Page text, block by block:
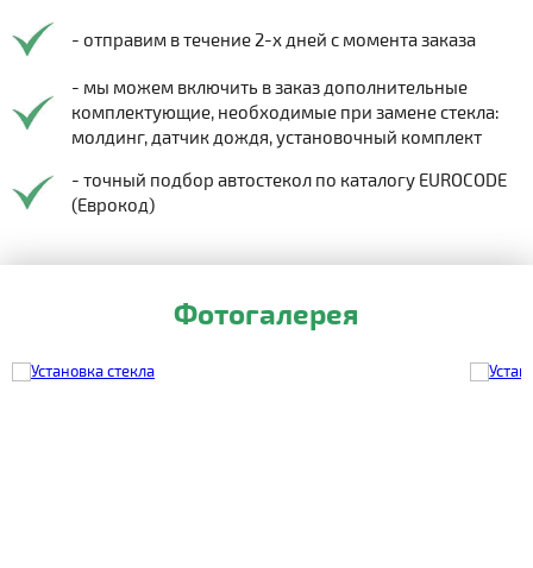
- отправим в течение 2-х дней с момента заказа
- мы можем включить в заказ дополнительные
комплектующие, необходимые при замене стекла:
молдинг, датчик дождя, установочный комплект
- точный подбор автостекол по каталогу EUROCODE
(Еврокод)
Фотогалерея